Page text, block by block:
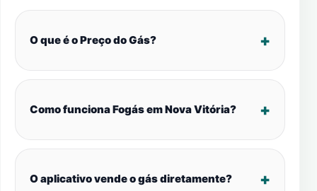
O que é o Preço do Gás?
Como funciona Fogás em Nova Vitória?
O aplicativo vende o gás diretamente?